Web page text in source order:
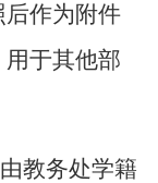
后作为附件
于其他部
教务处学籍